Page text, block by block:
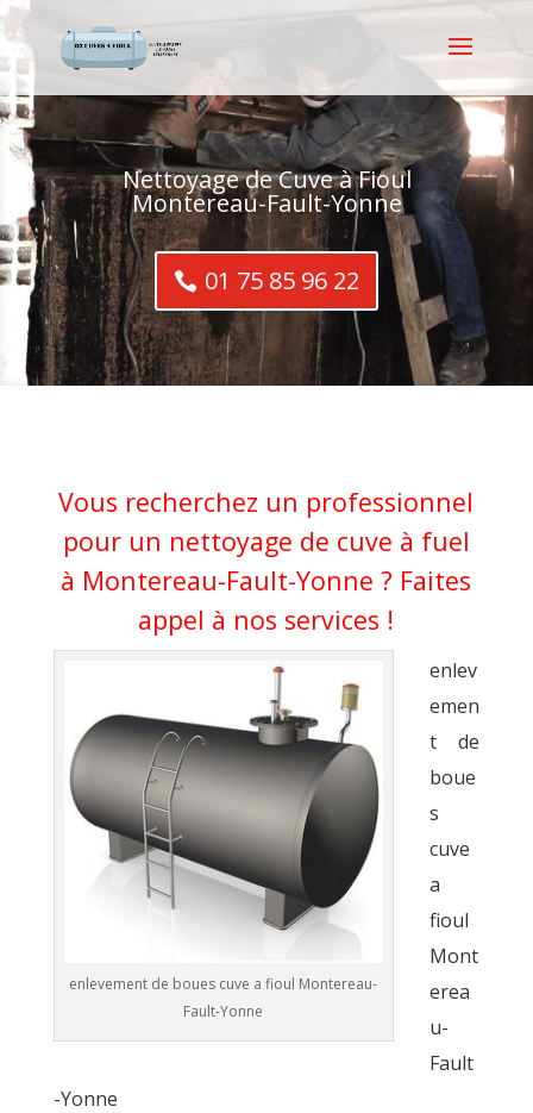
Nettoyage de Cuve à Fioul
Montereau-Fault-Yonne
01 75 85 96 22
Vous recherchez un professionnel
pour un nettoyage de cuve à fuel
à Montereau-Fault-Yonne ? Faites
appel à nos services !
enlevement de boues cuve a fioul Montereau-
Fault-Yonne
enlev
emen
t de
boue
s
cuve
a
fioul
Mont
erea
u-
Fault
-Yonne